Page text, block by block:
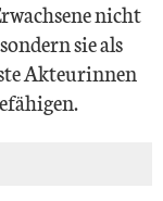
nicht
sie als
Akteurinnen